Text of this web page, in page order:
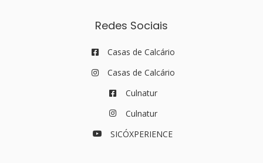
Redes Sociais
Casas de Calcário
Casas de Calcário
Culnatur
Culnatur
SICÓXPERIENCE